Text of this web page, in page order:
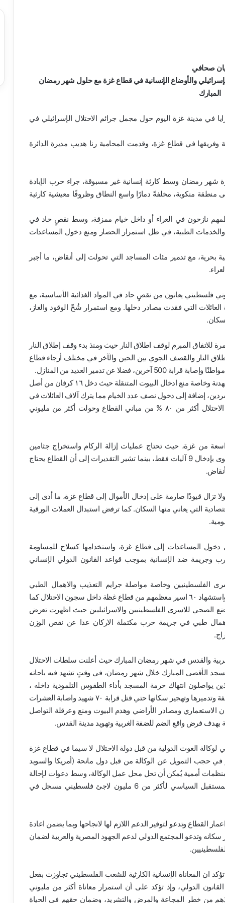
صحافي
والأوضاع الإنسانية في قطاع غزة مع حلول شهر رمضان
المبارك
في مدينة غزة اليوم حول مجمل جرائم الاحتلال الإسرائيلي في
في قطاع غزة، وقدمت المحامية رنا هديب مديرة الدائرة
شهر رمضان وسط كارثة إنسانية غير مسبوقة، جراء حرب الإبادة
حولت القطاع إلى منطقة منكوبة، مخلفةً دمارًا واسع النطاق وظروفًا معيشية كارثية
نازحون في العراء أو داخل خيام ممزقة، وسط نقصٍ حاد في
والخدمات الطبية، في ظل استمرار الحصار ومنع دخول المساعدات
بحرية، مع تدمير مئات المساجد التي تحولت إلى أنقاض، ما أجبر
فلسطيني يعانون من نقصٍ حاد في المواد الغذائية الأساسية، مع
التي فقدت مصادر دخلها. ومع استمرار شُحّ الوقود والغاز،
للاتفاق المبرم لوقف اطلاق النار حيث ومنذ بدء وقف إطلاق النار
إطلاق النار والقصف الجوي بين الحين والآخر في مختلف أرجاء قطاع
اضافة الي عرقلة دخول المساعدات الإنسانية طول فترة الهدنة وخاصة منع ادخال البيوت المتنقلة حيث دخل ١٦ كرفان من أصل
إضافة إلى دخول نصف عدد الخيام مما يترك آلاف العائلات في
العراء وسط ظروف معيشية كارثية بعد أن دمرت قوات الاحتلال أكثر من ٨٠ % من مباني القطاع وحولت أكثر من مليوني
من غزة، حيث تحتاج عمليات إزالة الركام واستخراج جثامين
الشهداء إلى معدات ثقيلة. ومع ذلك، لم تسمح إسرائيل سوى بإدخال 9 آليات فقط، بينما تشير التقديرات إلى أن القطاع يحتاج
تزال قيودًا صارمة على إدخال الأموال إلى قطاع غزة، ما أدى إلى
التي يعاني منها السكان. كما ترفض استبدال العملات الورقية
دخول المساعدات إلى قطاع غزة، واستخدامها كسلاح للمساومة
وجريمة ضد الإنسانية بموجب قواعد القانون الدولي الإنساني
الفلسطينيين وخاصة مواصلة جرايم التعذيب والاهمال الطبي
والاختفاء القسري لاسري القطاع حيث وثقت الهيئة مقتل واستشهاد ٦٠ اسير معظمهم من قطاع غظة داخل سجون الاحتلال كما
الصحي للاسرى الفلسطينيين والاسرائيليين حيث اظهرت تعرض
طبي في جريمة حرب مكتملة الاركان عدا عن نقص الوزن
والقدس في شهر رمضان المبارك حيث أعلنت سلطات الاحتلال
الأقصى المبارك خلال شهر رمضان، في وقتٍ تشهد فيه باحاته
يواصلون انتهاك حرمة المسجد بأداء الطقوس التلمودية داخله ،
اضافة الي مواصلة جرائم اقتحام المخيمات في شمال الضفة وتدميرها وتهجير سكانها حتي قتل قرابة ٧٠ شهيد واصابة العشرات
الاستعماري ومصادر الأراضي وهدم البيوت ومنع وعرقلة التواصل
بهدف فرض واقع الضم للضفة الغربية وتهويد مدينة القدس.
لوكالة الغوث الدولية من قبل دولة الاحتلال لا سيما في قطاع غزة
في حجب التمويل عن الوكالة من قبل دول مانحة (أمريكا والسويد
أممية يُمكن أن تحل محل عمل الوكالة، وسط دعوات لإحالة
عمل الوكالة إلى “الدولة الفلسطينية” الأمر الذي يهدد المستقبل السياسي لأكثر من 6 مليون لاجئ فلسطيني مسجل في
القطاع وتدعو لتوفير الدعم اللازم لها لانجاحها وبما يضمن اعادة
وتدعو المجتمع الدولي لدعم الجهود المصرية والعربية لضمان
ان المعاناة الإنسانية الكارثية للشعب الفلسطيني تجاوزت بفعل
الدولي، وإذ تؤكد على أن استمرار معاناة أكثر من مليوني
من خطر المجاعة والمرض والتشريد، وضمان حقهم في الحياة